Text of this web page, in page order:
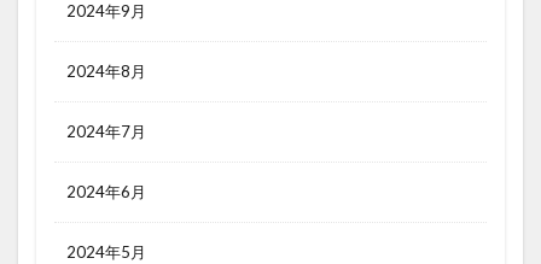
2024年9月
2024年8月
2024年7月
2024年6月
2024年5月